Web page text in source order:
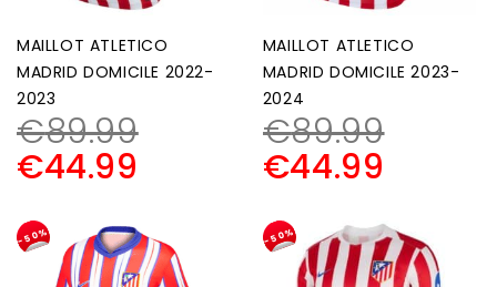
MAILLOT ATLETICO
MADRID DOMICILE 2022-
2023
€89.99
€44.99
MAILLOT ATLETICO
MADRID DOMICILE 2023-
2024
€89.99
€44.99
-50% -50%